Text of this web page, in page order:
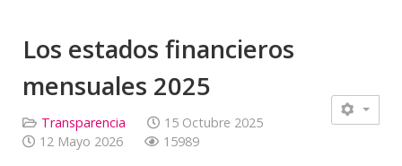
Los estados financieros
mensuales 2025
Transparencia
15 Octubre 2025
12 Mayo 2026
15989